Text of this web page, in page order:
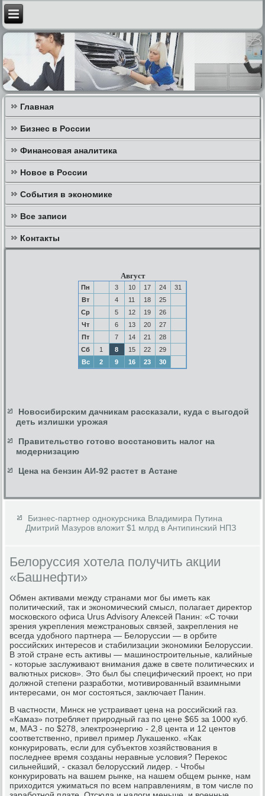
Главная
Бизнес в России
Финансовая аналитика
Новое в России
События в экономике
Все записи
Контакты
Август
Пн 3 10 17 24
31
Вт
4 11 18
25
Ср
5 12 19
26
Чт
6 13 20
27
Пт
7 14 21
28
Сб
1 8 15 22
29
Вс
2 9 16 23 30
Новосибирским дачникам рассказали, куда с выгодой
деть излишки урожая
Правительство готово восстановить налог на
модернизацию
Цена на бензин АИ-92 растет в Астане
Бизнес-партнер однокурсника Владимира Путина
Дмитрий Мазуров вложит $1 млрд в Антипинский НПЗ
Белоруссия хотела получить акции
«Башнефти»
Обмен активами между странами мог бы иметь как
политический, так и экономический смысл, полагает директор
московского офиса Urus Advisory Алексей Панин: «С точки
зрения укрепления межстрановых связей, закрепления не
всегда удобного партнера — Белоруссии — в орбите
российских интересов и стабилизации экономики Белоруссии.
В этой стране есть активы — машиностроительные, калийные
- которые заслуживают внимания даже в свете политических и
валютных рисков». Это был бы специфический проект, но при
должной степени разработки, мотивированный взаимными
интересами, он мог состояться, заключает Панин.
В частности, Минск не устраивает цена на российский газ.
«Камаз» потребляет природный газ по цене $65 за 1000 куб.
м, МАЗ - по $278, электроэнергию - 2,8 цента и 12 центов
соответственно, привел пример Лукашенко. «Как
конкурировать, если для субъектов хозяйствования в
последнее время созданы неравные условия? Перекос
сильнейший, - сказал белорусский лидер. - Чтобы
конкурировать на вашем рынке, на нашем общем рынке, нам
приходится ужиматься по всем направлениям, в том числе по